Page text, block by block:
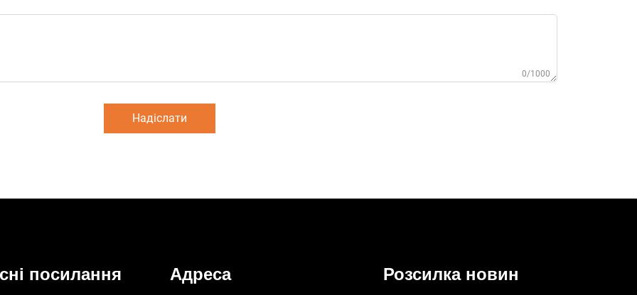
0/1000
Надіслати
посилання Адреса Розсилка новин